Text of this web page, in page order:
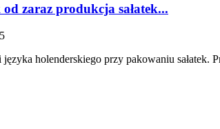
zaraz produkcja sałatek...
holenderskiego przy pakowaniu